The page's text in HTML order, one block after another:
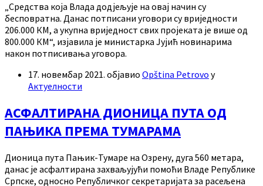
„Средства која Влада додјељује на овај начин су
бесповратна. Данас потписани уговори су вриједности
206.000 КМ, а укупна вриједност свих пројеката је више од
800.000 КМ“, изјавила је министарка Јујић новинарима
након потписивања уговора.
17. новембар 2021. објавио Opština Petrovo у
Актуелности
АСФАЛТИРАНА ДИОНИЦА ПУТА ОД
ПАЊИКА ПРЕМА ТУМАРАМА
Дионица пута Пањик-Тумаре на Озрену, дуга 560 метара,
данас је асфалтирана захваљујући помоћи Владе Републике
Српске, односно Републичког секретаријата за расељена